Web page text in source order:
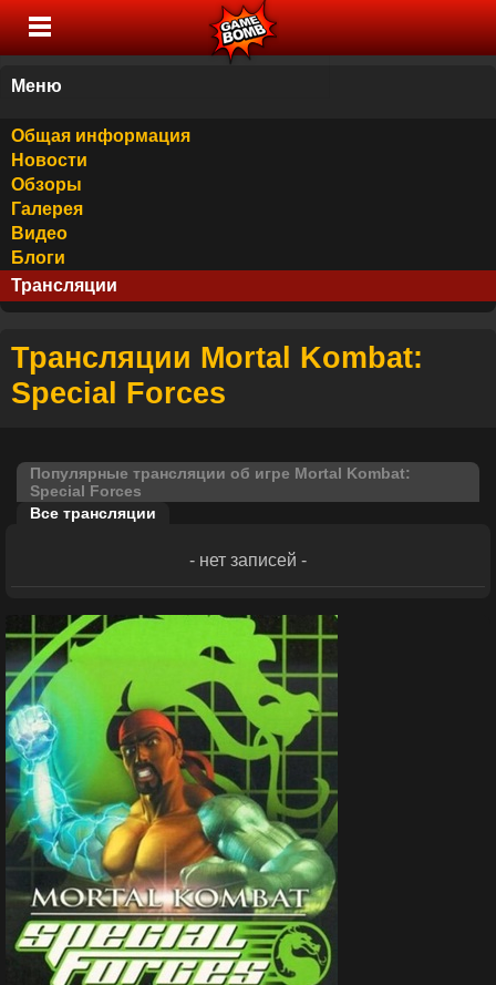
Меню
Общая информация
Новости
Обзоры
Галерея
Видео
Блоги
Трансляции
Трансляции Mortal Kombat:
Special Forces
Популярные трансляции об игре Mortal Kombat:
Special Forces
Все трансляции
- нет записей -